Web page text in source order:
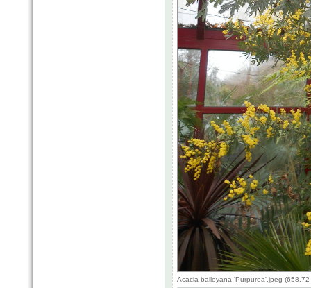
Acacia baileyana 'Purpurea'.jpeg